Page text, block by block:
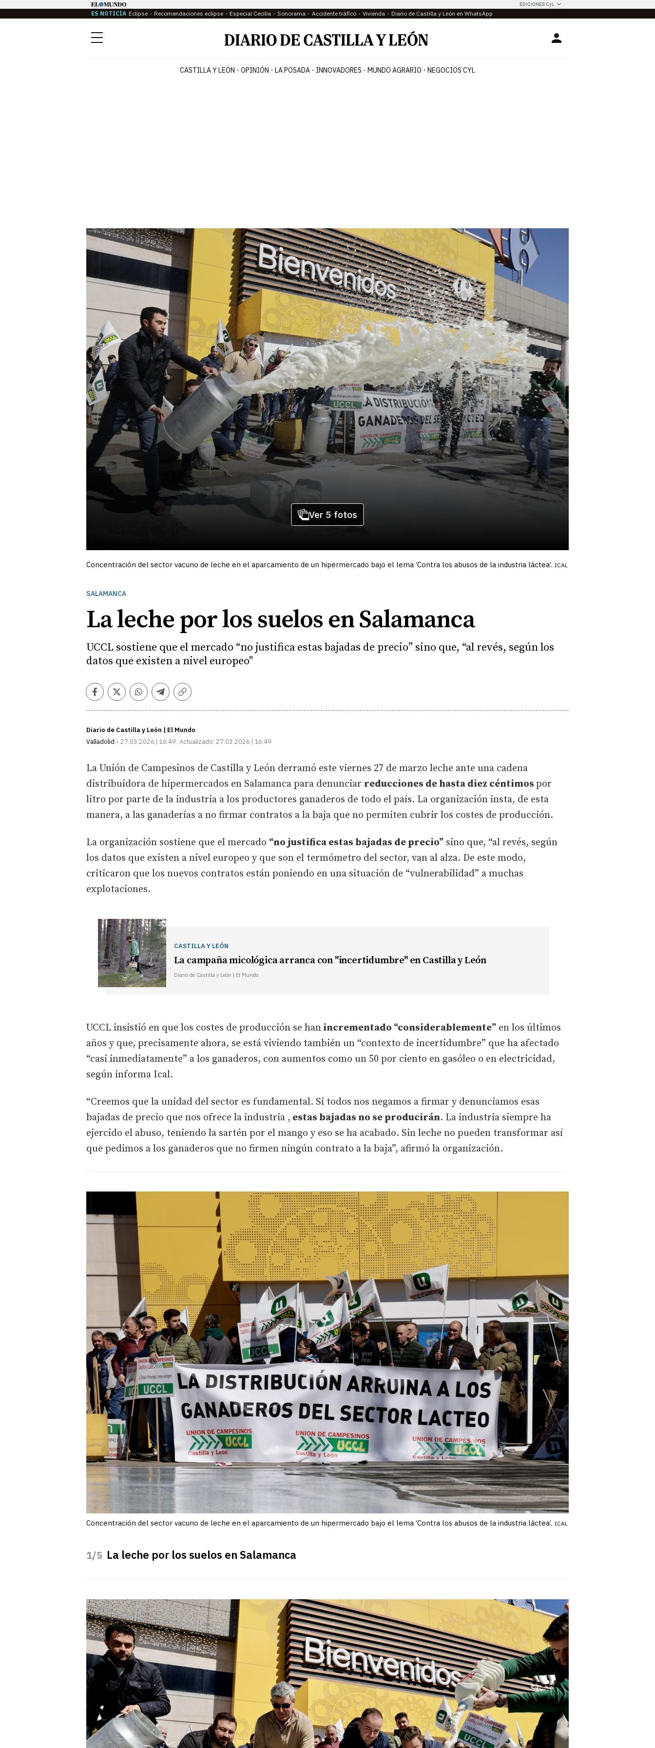
EDICIONES CyL
ES NOTICIA Eclipse Recomendaciones eclipse Especial Cecilia Sonorama Accidente tráfico Vivienda Diario de Castilla y León en WhatsApp
Menú Login
CASTILLA Y LEÓN OPINIÓN LA POSADA INNOVADORES MUNDO AGRARIO NEGOCIOS CYL
Ver 5 fotos
Concentración del sector vacuno de leche en el aparcamiento de un hipermercado bajo el lema ‘Contra los abusos de la industria láctea’. ICAL
SALAMANCA
La leche por los suelos en Salamanca
UCCL sostiene que el mercado “no justifica estas bajadas de precio” sino que, “al revés, según los
datos que existen a nivel europeo"
Facebook
TwitterWhatsapp
Telegram
Copiar
Diario de Castilla y León | El Mundo
Valladolid
27.03.2026 | 16:49 Actualizado: 27.03.2026 | 16:49
La Unión de Campesinos de Castilla y León derramó este viernes 27 de marzo leche ante una cadena
distribuidora de hipermercados en Salamanca para denunciar reducciones de hasta diez céntimos por
litro por parte de la industria a los productores ganaderos de todo el país. La organización insta, de esta
manera, a las ganaderías a no firmar contratos a la baja que no permiten cubrir los costes de producción.
La organización sostiene que el mercado “no justifica estas bajadas de precio” sino que, “al revés, según
los datos que existen a nivel europeo y que son el termómetro del sector, van al alza. De este modo,
criticaron que los nuevos contratos están poniendo en una situación de “vulnerabilidad” a muchas
explotaciones.
CASTILLA Y LEÓN
La campaña micológica arranca con "incertidumbre" en Castilla y León
Diario de Castilla y León | El Mundo
UCCL insistió en que los costes de producción se han incrementado “considerablemente” en los últimos
años y que, precisamente ahora, se está viviendo también un “contexto de incertidumbre” que ha afectado
“casi inmediatamente” a los ganaderos, con aumentos como un 50 por ciento en gasóleo o en electricidad,
según informa Ical.
“Creemos que la unidad del sector es fundamental. Si todos nos negamos a firmar y denunciamos esas
bajadas de precio que nos ofrece la industria , estas bajadas no se producirán. La industria siempre ha
ejercido el abuso, teniendo la sartén por el mango y eso se ha acabado. Sin leche no pueden transformar así
que pedimos a los ganaderos que no firmen ningún contrato a la baja”, afirmó la organización.
Concentración del sector vacuno de leche en el aparcamiento de un hipermercado bajo el lema ‘Contra los abusos de la industria láctea’. ICAL
/5 La leche por los suelos en Salamanca